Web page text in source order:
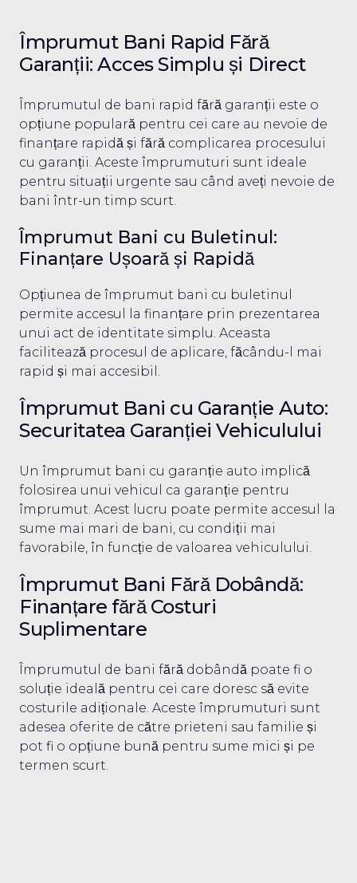
Împrumut Bani Rapid Fără
Garanții: Acces Simplu și Direct
Împrumutul de bani rapid fără garanții este o
opțiune populară pentru cei care au nevoie de
finanțare rapidă și fără complicarea procesului
cu garanții. Aceste împrumuturi sunt ideale
pentru situații urgente sau când aveți nevoie de
bani într-un timp scurt.
Împrumut Bani cu Buletinul:
Finanțare Ușoară și Rapidă
Opțiunea de împrumut bani cu buletinul
permite accesul la finanțare prin prezentarea
unui act de identitate simplu. Aceasta
facilitează procesul de aplicare, făcându-l mai
rapid și mai accesibil.
Împrumut Bani cu Garanție Auto:
Securitatea Garanției Vehiculului
Un împrumut bani cu garanție auto implică
folosirea unui vehicul ca garanție pentru
împrumut. Acest lucru poate permite accesul la
sume mai mari de bani, cu condiții mai
favorabile, în funcție de valoarea vehiculului.
Împrumut Bani Fără Dobândă:
Finanțare fără Costuri
Suplimentare
Împrumutul de bani fără dobândă poate fi o
soluție ideală pentru cei care doresc să evite
costurile adiționale. Aceste împrumuturi sunt
adesea oferite de către prieteni sau familie și
pot fi o opțiune bună pentru sume mici și pe
termen scurt.